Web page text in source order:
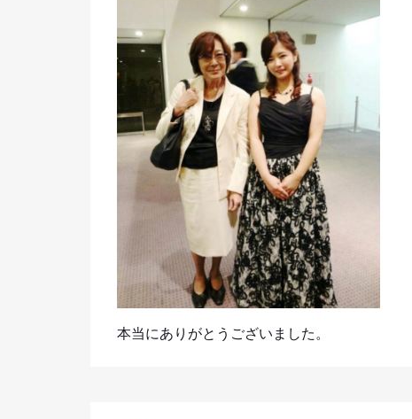
本当にありがとうございました。